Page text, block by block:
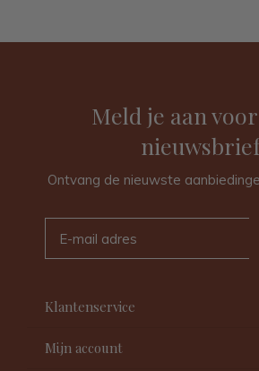
Meld je aan
Ontvang de nieuwste
Klantenservice
Mijn account